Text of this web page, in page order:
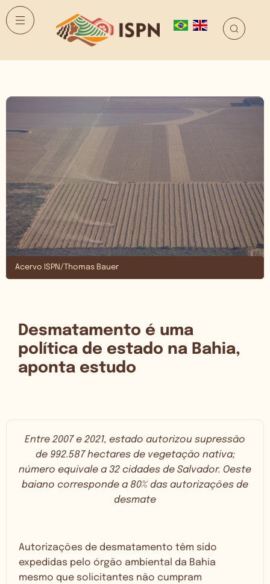
Acervo ISPN/Thomas Bauer
Desmatamento é uma
política de estado na Bahia,
aponta estudo
Entre 2007 e 2021, estado autorizou supressão
de 992.587 hectares de vegetação nativa;
número equivale a 32 cidades de Salvador. Oeste
baiano corresponde a 80% das autorizações de
desmate
Autorizações de desmatamento têm sido
expedidas pelo órgão ambiental da Bahia
mesmo que solicitantes não cumpram